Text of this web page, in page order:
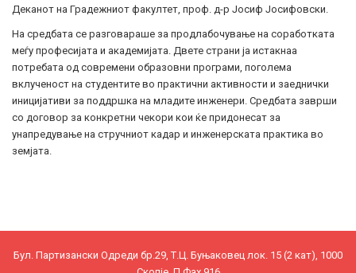
Деканот на Градежниот факултет, проф. д-р Јосиф Јосифовски.
На средбата се разговараше за продлабочување на соработката
меѓу професијата и академијата. Двете страни ја истакнаа
потребата од современи образовни програми, поголема
вклученост на студентите во практични активности и заеднички
иницијативи за поддршка на младите инженери. Средбата заврши
со договор за конкретни чекори кои ќе придонесат за
унапредување на стручниот кадар и инженерската практика во
земјата.
Бул. Партизански Одреди бр.29, Т.Ц. Буњаковец лок. 15 (2 кат), 1000